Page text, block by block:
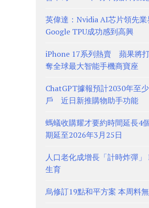
英偉達：Nvidia AI芯片領先
Google TPU成功感到高興
iPhone 17系列熱賣 蘋果將
奪全球最大智能手機商寶座
ChatGPT據報預計2030年至
戶 近日新推購物助手功能
螞蟻收購耀才要約時間延長4
期延至2026年3月25日
人口老化成增長「計時炸彈」
生育
烏修訂19點和平方案 本周料無